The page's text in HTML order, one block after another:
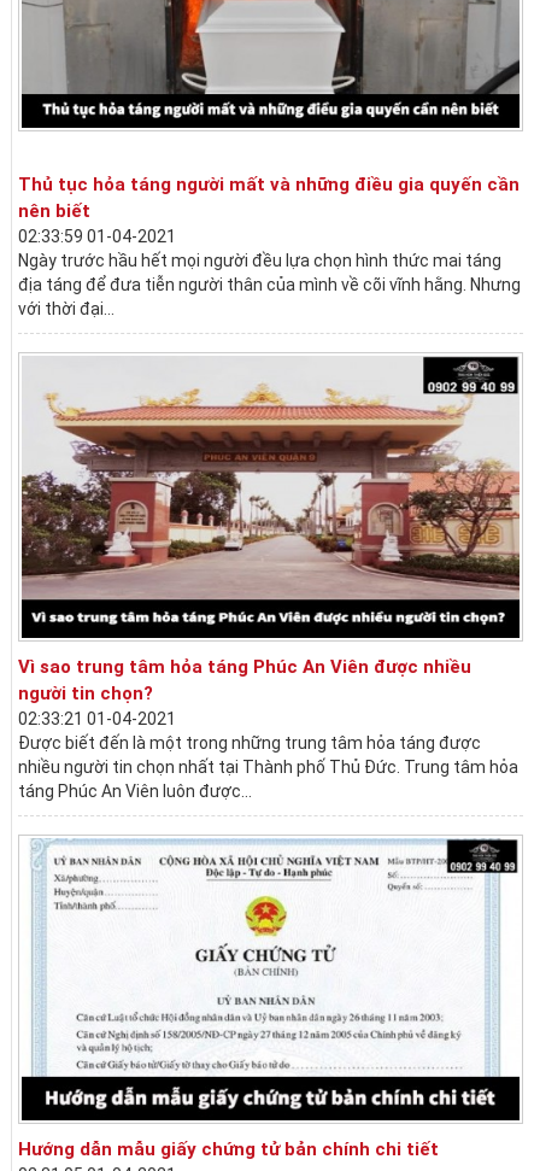
Thủ tục hỏa táng người mất và những điều gia quyến cần
nên biết
02:33:59 01-04-2021
Ngày trước hầu hết mọi người đều lựa chọn hình thức mai táng
địa táng để đưa tiễn người thân của mình về cõi vĩnh hằng. Nhưng
với thời đại...
Vì sao trung tâm hỏa táng Phúc An Viên được nhiều
người tin chọn?
02:33:21 01-04-2021
Được biết đến là một trong những trung tâm hỏa táng được
nhiều người tin chọn nhất tại Thành phố Thủ Đức. Trung tâm hỏa
táng Phúc An Viên luôn được...
Hướng dẫn mẫu giấy chứng tử bản chính chi tiết